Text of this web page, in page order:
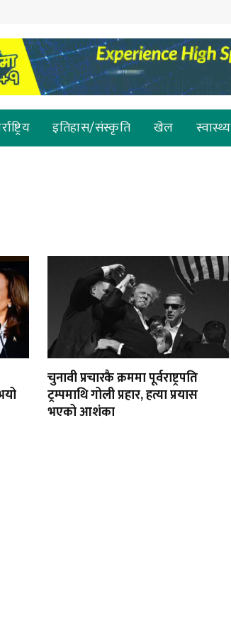
इतिहास/संस्कृति खेल स्वास्थ्य
चुनावी प्रचारकै क्रममा पूर्वराष्ट्रपति
ट्रम्पमाथि गोली प्रहार, हत्या प्रयास
भएको आशंका